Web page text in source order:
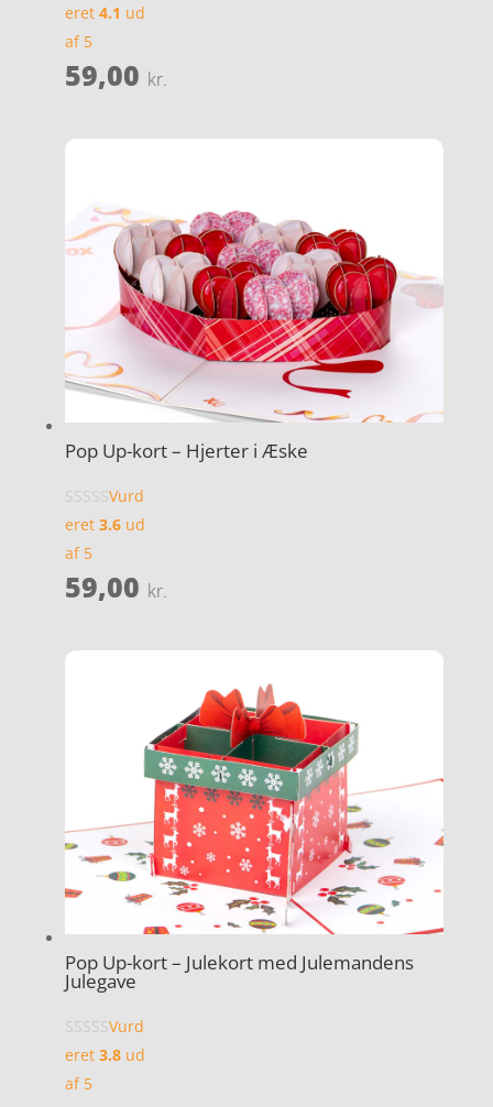
eret 4.1 ud
af 5
59,00 kr.
Pop Up-kort – Hjerter i Æske
Vurd
eret 3.6ud
af 5
59,00 kr.
Pop Up-kort – Julekort med Julemandens
Julegave
Vurd
eret 3.8ud
af 5